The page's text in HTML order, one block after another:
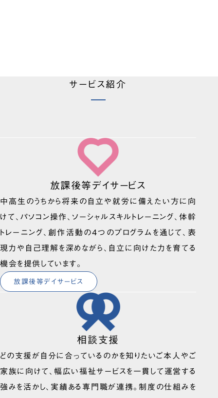
サービス紹介
放課後等デイサービス
中高生のうちから将来の自立や就労に備えたい方に向
けて、パソコン操作、ソーシャルスキルトレーニング、体幹
トレーニング、創作活動の4つのプログラムを通じて、表
現力や自己理解を深めながら、自立に向けた力を育てる
機会を提供しています。
放課後等デイサービス
相談支援
どの支援が自分に合っているのかを知りたいご本人やご
家族に向けて、幅広い福祉サービスを一貫して運営する
強みを活かし、実績ある専門職が連携。制度の仕組みを